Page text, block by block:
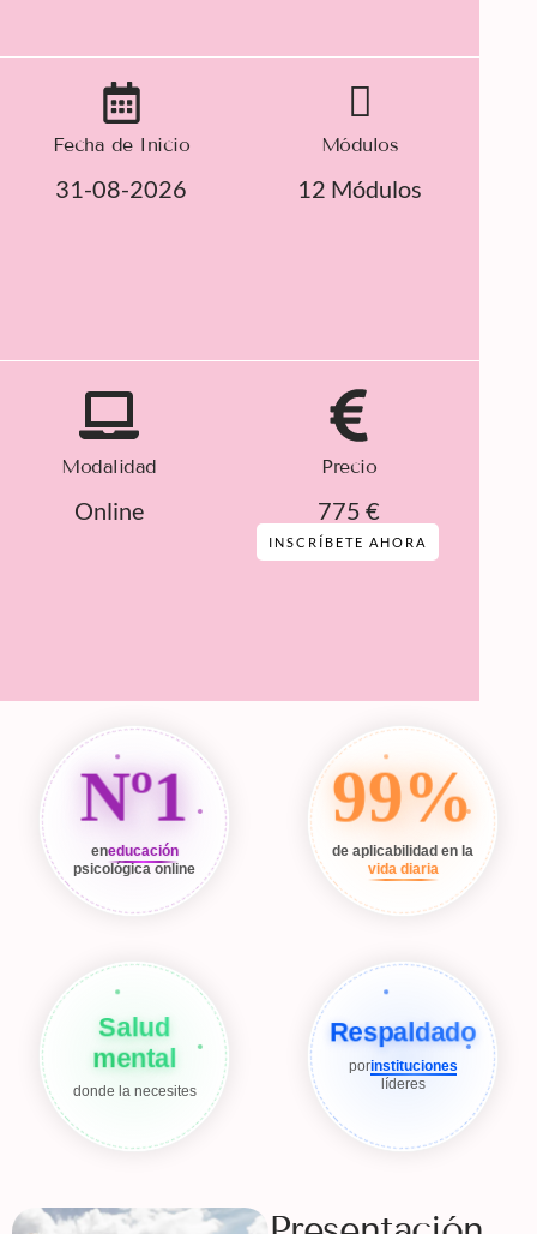
Fecha de Inicio
31-08-2026
Módulos
12 Módulos
Modalidad
Online
Precio
775 €
INSCRÍBETE AHORA
Nº1
eneducación
psicológica online
99%
de aplicabilidad en la
vida diaria
Salud
mental
donde la necesites
Respaldado
porinstituciones
líderes